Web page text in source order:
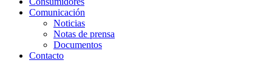
Comunicación
Noticias
Notas de prensa
Documentos
Contacto